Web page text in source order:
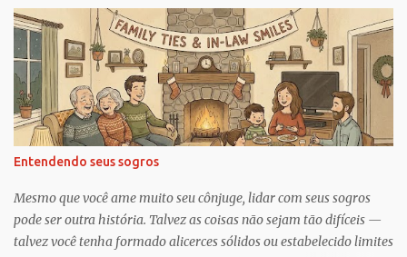
r
i
o
s
Entendendo seus sogros
Mesmo que você ame muito seu cônjuge, lidar com seus sogros
pode ser outra história. Talvez as coisas não sejam tão difíceis —
talvez você tenha formado alicerces sólidos ou estabelecido limites